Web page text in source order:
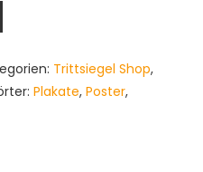
Trittsiegel Shop,
Plakate,Poster,